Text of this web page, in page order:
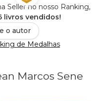
Seller no nosso Ranking,
livros vendidos!
o autor
de Medalhas
Marcos Sene